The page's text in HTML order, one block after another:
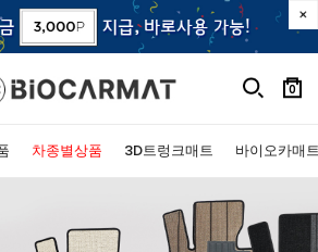
0
차종별상품 3D트렁크매트 바이오카매